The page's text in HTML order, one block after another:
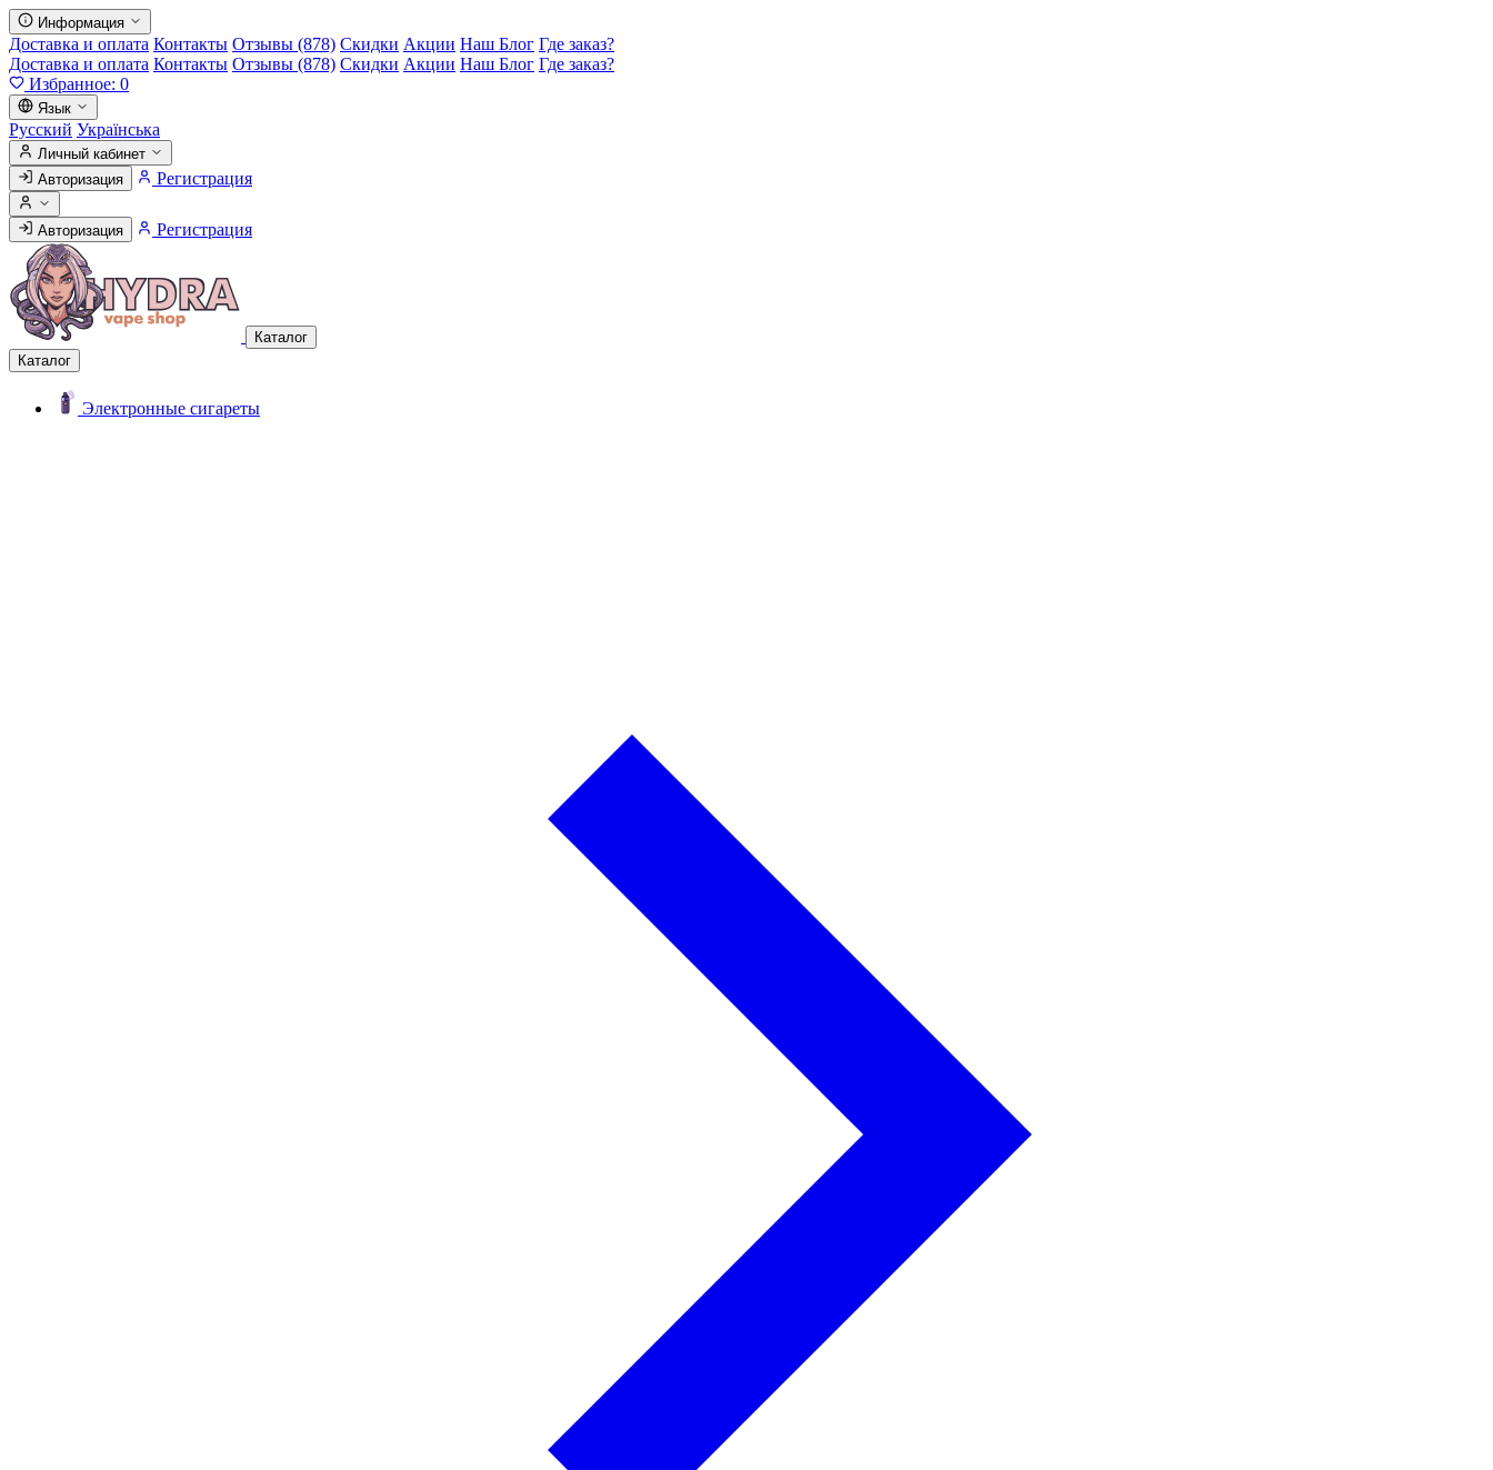
Информация
Доставка и оплата Контакты Отзывы (878) Скидки Акции Наш Блог Где заказ?
Доставка и оплата Контакты Отзывы (878) Скидки Акции Наш Блог Где заказ?
Избранное: 0
Язык
Русский Українська
Личный кабинет
Авторизация
Регистрация
Авторизация Регистрация
Каталог
Каталог
Электронные сигареты